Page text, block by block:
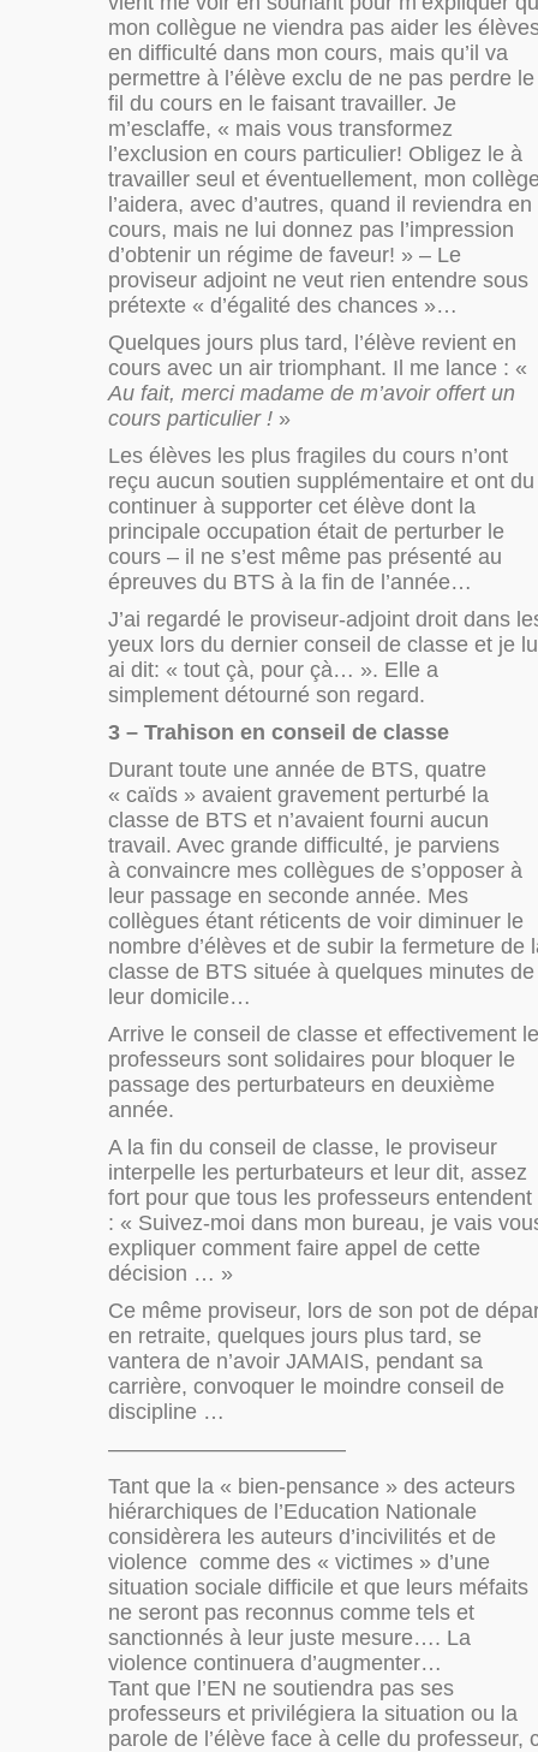
mon collègue ne viendra pas aider les
en difficulté dans mon cours, mais qu’il va
permettre à l’élève exclu de ne pas perdre le
fil du cours en le faisant travailler. Je
m’esclaffe, « mais vous transformez
l’exclusion en cours particulier! Obligez le à
travailler seul et éventuellement, mon
l’aidera, avec d’autres, quand il reviendra en
cours, mais ne lui donnez pas l’impression
d’obtenir un régime de faveur! » – Le
proviseur adjoint ne veut rien entendre sous
prétexte « d’égalité des chances »…
Quelques jours plus tard, l’élève revient en
cours avec un air triomphant. Il me lance : «
Au fait, merci madame de m’avoir offert un
cours particulier ! »
Les élèves les plus fragiles du cours n’ont
reçu aucun soutien supplémentaire et ont du
continuer à supporter cet élève dont la
principale occupation était de perturber le
cours – il ne s’est même pas présenté au
épreuves du BTS à la fin de l’année…
J’ai regardé le proviseur-adjoint droit dans
yeux lors du dernier conseil de classe et je
ai dit: « tout çà, pour çà… ». Elle a
simplement détourné son regard.
3 – Trahison en conseil de classe
Durant toute une année de BTS, quatre
« caïds » avaient gravement perturbé la
classe de BTS et n’avaient fourni aucun
travail. Avec grande difficulté, je parviens
à convaincre mes collègues de s’opposer à
leur passage en seconde année. Mes
collègues étant réticents de voir diminuer le
nombre d’élèves et de subir la fermeture de
classe de BTS située à quelques minutes de
leur domicile…
Arrive le conseil de classe et effectivement
professeurs sont solidaires pour bloquer le
passage des perturbateurs en deuxième
année.
A la fin du conseil de classe, le proviseur
interpelle les perturbateurs et leur dit, assez
fort pour que tous les professeurs entendent
: « Suivez-moi dans mon bureau, je vais
expliquer comment faire appel de cette
décision … »
Ce même proviseur, lors de son pot de
en retraite, quelques jours plus tard, se
vantera de n’avoir JAMAIS, pendant sa
carrière, convoquer le moindre conseil de
discipline …
———————————
Tant que la « bien-pensance » des acteurs
hiérarchiques de l’Education Nationale
considèrera les auteurs d’incivilités et de
violence comme des « victimes » d’une
situation sociale difficile et que leurs méfaits
ne seront pas reconnus comme tels et
sanctionnés à leur juste mesure…. La
violence continuera d’augmenter…
Tant que l’EN ne soutiendra pas ses
professeurs et privilégiera la situation ou la
parole de l’élève face à celle du professeur,